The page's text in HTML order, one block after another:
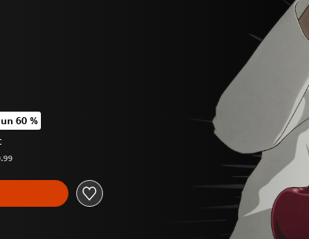
de US$9.99
60 %